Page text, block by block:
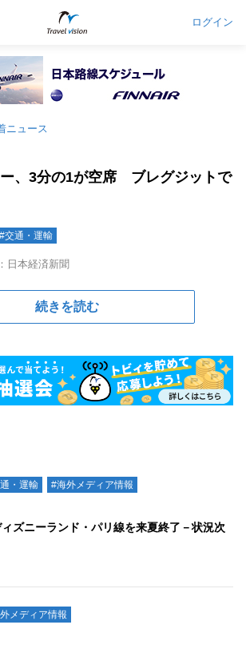
ログイン
ニュース
、3分の1が空席 ブレグジットで
#交通・運輸
日本経済新聞
続きを読む
・運輸 #海外メディア情報
ズニーランド・パリ線を来夏終了－状況次
メディア情報